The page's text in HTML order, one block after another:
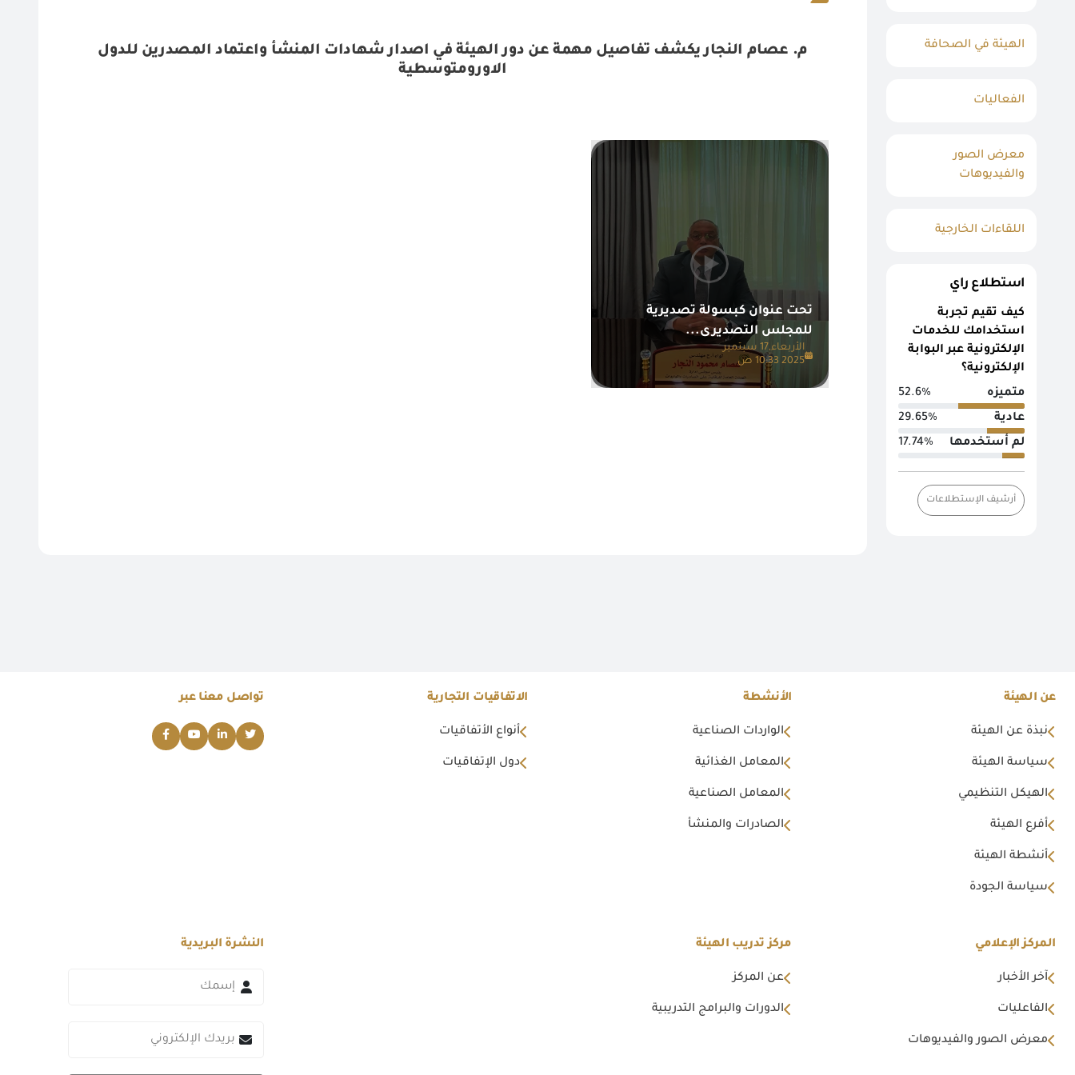
الهيئة في الصحافة
الفعاليات
معرض الصور
والفيديوهات
اللقاءات الخارجية
استطلاع راي
كيف تقيم تجربة
استخدامك للخدمات
الإلكترونية عبر البوابة
الإلكترونية؟
متميزه
52.6%
عادية
29.65%
لم أستخدمها
17.74%
أرشيف الإستطلاعات
م. عصام النجار يكشف تفاصيل مهمة عن دور الهيئة في اصدار شهادات المنشأ واعتماد المصدرين للدول
الاورومتوسطية
تحت عنوان كبسولة تصديرية
للمجلس التصديرى...
الأربعاء,17 سبتمبر
2025 10:33 ص
عن الهيئة
نبذة عن الهيئة
سياسة الهيئة
الهيكل التنظيمي
أفرع الهيئة
أنشطة الهيئة
سياسة الجودة
الأنشطة
الواردات الصناعية
المعامل الغذائية
المعامل الصناعية
الصادرات والمنشأ
الاتفاقيات التجارية
أنواع الأتفاقيات
دول الإتفاقيات
تواصل معنا عبر
المركز الإعلامي
آخر الأخبار
الفاعليات
معرض الصور والفيديوهات
مركز تدريب الهيئة
عن المركز
الدورات والبرامج التدريبية
النشرة البريدية